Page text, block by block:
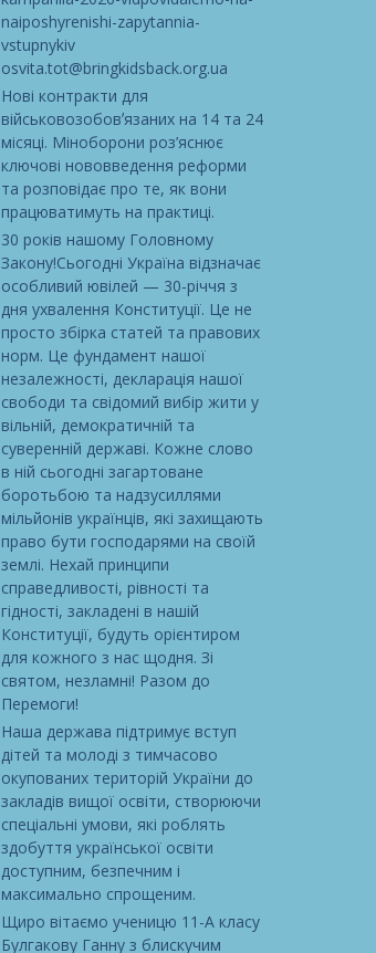
naiposhyrenishi-zapytannia-
vstupnykiv
osvita.tot@bringkidsback.org.ua
Нові контракти для
військовозобовʼязаних на 14 та 24
місяці. Міноборони роз’яснює
ключові нововведення реформи
та розповідає про те, як вони
працюватимуть на практиці.
30 років нашому Головному
Закону!Сьогодні Україна відзначає
особливий ювілей — 30-річчя з
дня ухвалення Конституції. Це не
просто збірка статей та правових
норм. Це фундамент нашої
незалежності, декларація нашої
свободи та свідомий вибір жити у
вільній, демократичній та
суверенній державі. Кожне слово
в ній сьогодні загартоване
боротьбою та надзусиллями
мільйонів українців, які захищають
право бути господарями на своїй
землі. Нехай принципи
справедливості, рівності та
гідності, закладені в нашій
Конституції, будуть орієнтиром
для кожного з нас щодня. Зі
святом, незламні! Разом до
Перемоги!
Наша держава підтримує вступ
дітей та молоді з тимчасово
окупованих територій України до
закладів вищої освіти, створюючи
спеціальні умови, які роблять
здобуття української освіти
доступним, безпечним і
максимально спрощеним.
Щиро вітаємо ученицю 11-А класу
Булгакову Ганну з блискучим